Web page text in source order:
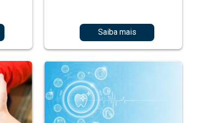
Saiba mais